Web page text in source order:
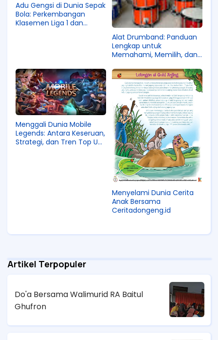
Adu Gengsi di Dunia Sepak
Bola: Perkembangan
Klasemen Liga 1 dan
Alat Drumband: Panduan
Lengkap untuk
Memahami, Memilih, dan
Pertunjukan
Menggali Dunia Mobile
Legends: Antara Keseruan,
Strategi, dan Tren Top Up
Menyelami Dunia Cerita
Anak Bersama
Ceritadongeng.id
Artikel Terpopuler
Do'a Bersama Walimurid RA Baitul
Ghufron